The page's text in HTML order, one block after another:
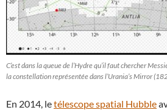
C’est dans la queue de l’Hydre qu’il faut chercher
la constellation représentée dans l’Urania’s Mirror
En 2014, letélescope spatial Hubble